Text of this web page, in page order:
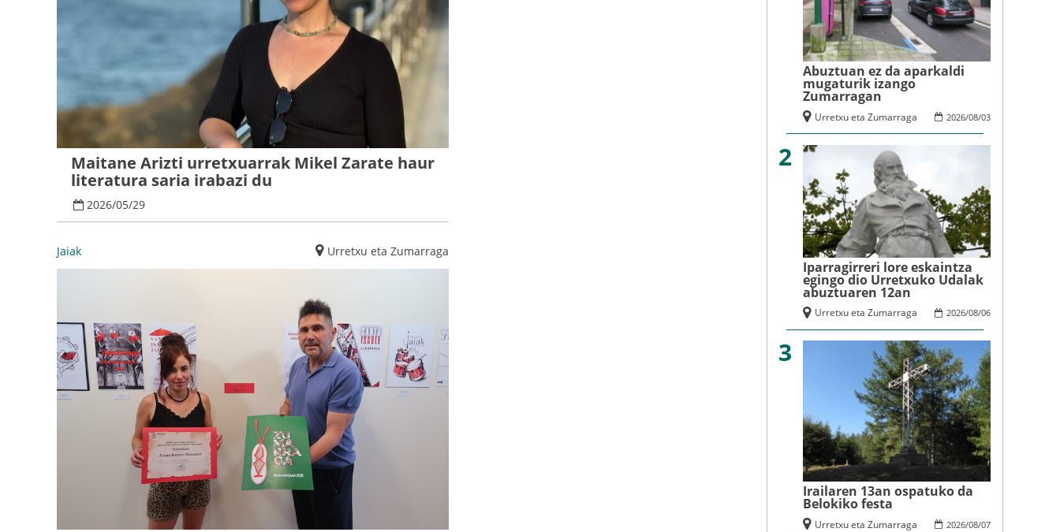
Maitane Arizti urretxuarrak Mikel Zarate haur
literatura saria irabazi du
2026/05/29
Jaiak Urretxu eta Zumarraga
Abuztuan ez da aparkaldi
mugaturik izango
Zumarragan
2026/08/03
Urretxu eta Zumarraga
2
Iparragirreri lore eskaintza
egingo dio Urretxuko Udalak
abuztuaren 12an
2026/08/06
Urretxu eta Zumarraga
3
Irailaren 13an ospatuko da
Belokiko festa
2026/08/07
Urretxu eta Zumarraga